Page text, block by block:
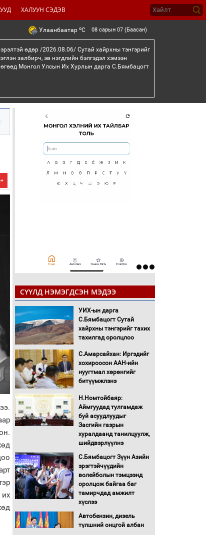
ХАЛУУН СЭДЭВ
Улаанбаатар oC 08 сарын 07 (Баасан)
өдөр /2026.08.06/ Сутай хайрхны тэнгэрийг
залбирч, эв нэгдлийн бэлгэдэл хэмээн
Монгол Улсын Их Хурлын дарга С.Бямбацогт
СҮҮЛД НЭМЭГДСЭН МЭДЭЭ
УИХ-ын дарга
С.Бямбацогт Сутай
хайрхны тэнгэрийг тахих
тахилгад оролцлоо
С.Амарсайхан: Иргэдийг
хохироосон ААН-ийн
нуугтмал хөрөнгийг
битүүмжлэнэ
Н.Номтойбаяр:
Аймгуудад тулгамдаж
буй асуудлуудыг
Засгийн газрын
хуралдаанд танилцуулж,
шийдвэрлүүлнэ
С.Бямбацогт Зүүн Азийн
эрэгтэйчүүдийн
волейболын тэмцээнд
оролцож байгаа баг
тамирчдад амжилт
хүслээ
Автобензин, дизель
түлшний онцгой албан